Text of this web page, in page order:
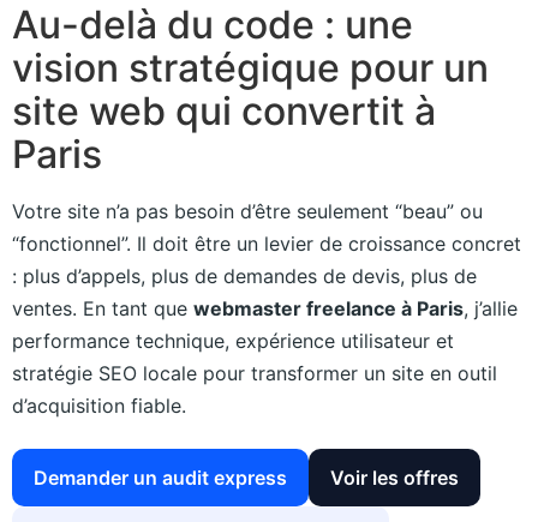
Au-delà du code : une
vision stratégique pour un
site web qui convertit à
Paris
Votre site n’a pas besoin d’être seulement “beau” ou
“fonctionnel”. Il doit être un levier de croissance concret
: plus d’appels, plus de demandes de devis, plus de
ventes. En tant que webmaster freelance à Paris, j’allie
performance technique, expérience utilisateur et
stratégie SEO locale pour transformer un site en outil
d’acquisition fiable.
Demander un audit express Voir les offres